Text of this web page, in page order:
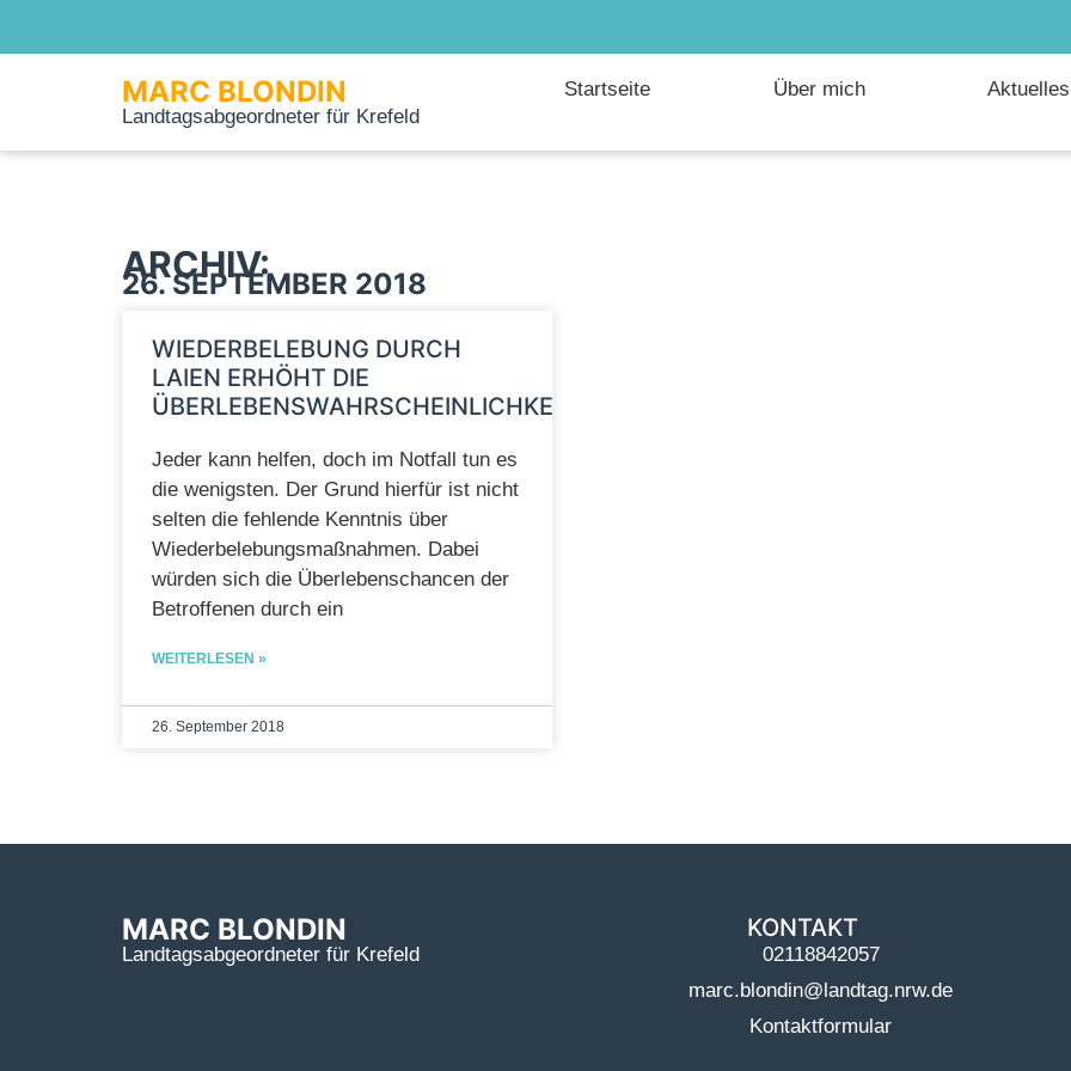
MARC BLONDIN
Landtagsabgeordneter für Krefeld
Startseite Über mich Aktuelles
ARCHIV:
26. SEPTEMBER 2018
WIEDERBELEBUNG DURCH
LAIEN ERHÖHT DIE
ÜBERLEBENSWAHRSCHEINLICHKEIT
Jeder kann helfen, doch im Notfall tun es
die wenigsten. Der Grund hierfür ist nicht
selten die fehlende Kenntnis über
Wiederbelebungsmaßnahmen. Dabei
würden sich die Überlebenschancen der
Betroffenen durch ein
WEITERLESEN »
26. September 2018
MARC BLONDIN
Landtagsabgeordneter für Krefeld
KONTAKT
02118842057
marc.blondin@landtag.nrw.de
Kontaktformular